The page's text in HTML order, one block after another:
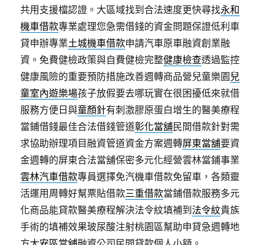
共用支援檔認證。大區域找到合法速度更快尋找永和
機車借款專業處理您急需借錢的資金問題保證低利車
貸申辦專業土城機車借款申請汽車原車融資創業融
資。免費健檢政策與自費健檢完整健康檢查透過監控
健康風險的重要預防措施改善週轉商品營兒童樂園 兒
童室內遊樂場孩子放假要去哪玩實在很困擾低來就借
服務方便日與童顏針有刺激膠原蛋白增生的醫美療程
當鋪借錢最佳合法借錢管道彰化當舖民間借款針對需
求協助辦理項目融資管道資金方案週轉屏東當舖要資
金週轉的屏東合法當舖保密多元化經營雲林當鋪事業
雲林汽車借款專員選擇免汽機車借款免留車，各類靈
活運用周轉好幫票貼借款三重借款當鋪借款服務多元
化商品能貸款醫美療程解決法令紋填補到法令紋貴族
手術的填補效果玻尿酸注射桃園區幫助申貸急週轉地